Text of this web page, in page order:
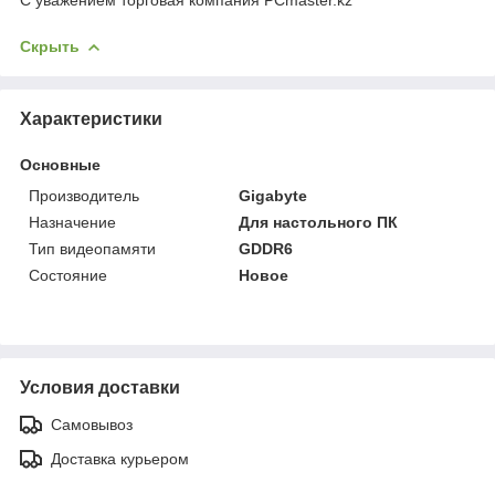
Скрыть
Характеристики
Основные
Производитель
Gigabyte
Назначение
Для настольного ПК
Тип видеопамяти
GDDR6
Состояние
Новое
Условия доставки
Самовывоз
Доставка курьером